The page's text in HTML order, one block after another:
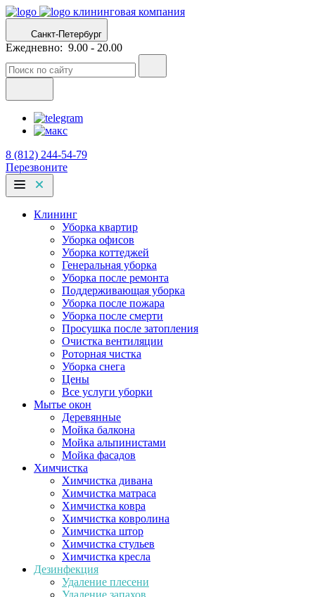
клининговая компания
Санкт-Петербург
Ежедневно: 9.00 - 20.00
8 (812) 244-54-79
Перезвоните
Клининг
Уборка квартир
Уборка офисов
Уборка коттеджей
Генеральная уборка
Уборка после ремонта
Поддерживающая уборка
Уборка после пожара
Уборка после смерти
Просушка после затопления
Очистка вентиляции
Роторная чистка
Уборка снега
Цены
Все услуги уборки
Мытье окон
Деревянные
Мойка балкона
Мойка альпинистами
Мойка фасадов
Химчистка
Химчистка дивана
Химчистка матраса
Химчистка ковра
Химчистка ковролина
Химчистка штор
Химчистка стульев
Химчистка кресла
Дезинфекция
Удаление плесени
Удаление запахов